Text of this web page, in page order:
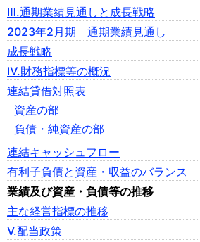
Ⅲ.通期業績見通しと成長戦略
2023年2月期 通期業績見通し
成長戦略
Ⅳ.財務指標等の概況
連結貸借対照表
資産の部
負債・純資産の部
連結キャッシュフロー
有利子負債と資産・収益のバランス
業績及び資産・負債等の推移
主な経営指標の推移
Ⅴ.配当政策